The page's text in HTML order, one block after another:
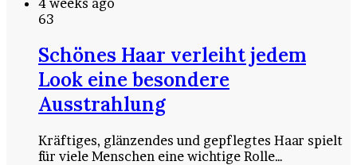
4 weeks ago
63
Schönes Haar verleiht jedem
Look eine besondere
Ausstrahlung
Kräftiges, glänzendes und gepflegtes Haar spielt
für viele Menschen eine wichtige Rolle…